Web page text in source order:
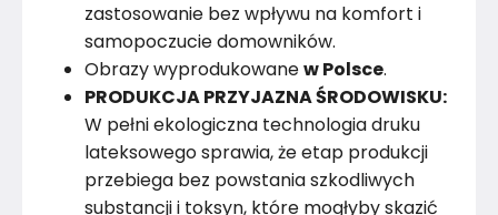
zastosowanie bez wpływu na komfort i
samopoczucie domowników.
Obrazy wyprodukowanew Polsce.
PRODUKCJA PRZYJAZNA ŚRODOWISKU:
W pełni ekologiczna technologia druku
lateksowego sprawia, że etap produkcji
przebiega bez powstania szkodliwych
substancji i toksyn, które mogłyby skazić